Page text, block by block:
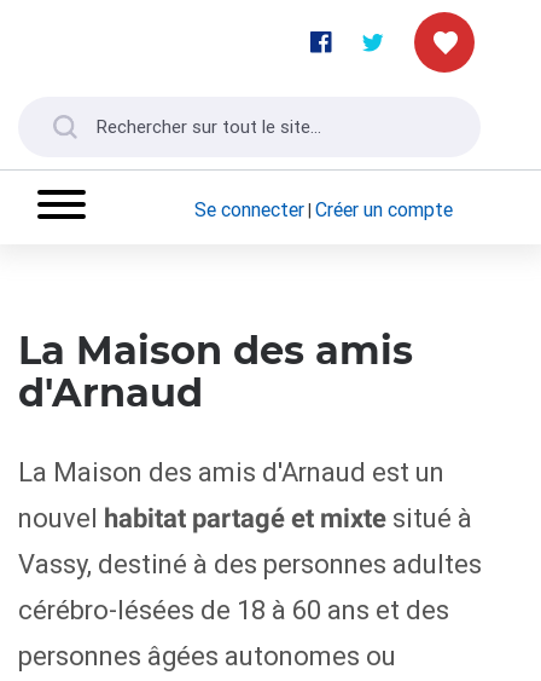
Se connecter| Créer un compte
La Maison des amis
d'Arnaud
La Maison des amis d'Arnaud est un
nouvel habitat partagé et mixte situé à
Vassy, destiné à des personnes adultes
cérébro-lésées de 18 à 60 ans et des
personnes âgées autonomes ou